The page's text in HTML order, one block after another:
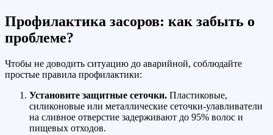
Профилактика засоров: как забыть о
проблеме?
Чтобы не доводить ситуацию до аварийной, соблюдайте
простые правила профилактики:
Установите защитные сеточки. Пластиковые,
силиконовые или металлические сеточки-улавливатели
на сливное отверстие задерживают до 95% волос и
пищевых отходов.